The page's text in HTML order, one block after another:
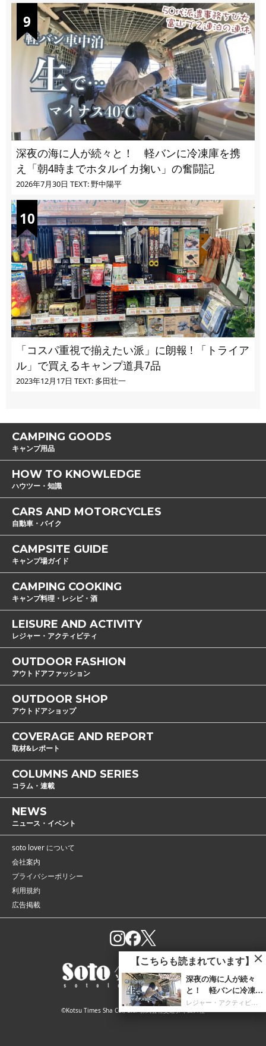
【こちらも読まれています】
深夜の海に人が続々
と！ 軽バンに冷凍庫
を携え「朝4時までホ
タルイカ掬い」の奮闘
深夜の海に人が続々と！ 軽バンに冷凍庫を携
え「朝4時までホタルイカ掬い」の奮闘記
2026年7月30日 TEXT: 野中陽平
「コスパ重視で揃えたい派」に朗報 ! 「トライア
ル」で買えるキャンプ道具7品
2023年12月17日 TEXT: 多田壮一
CAMPING GOODS
キャンプ用品
HOW TO KNOWLEDGE
ハウツー・知識
CARS AND MOTORCYCLES
自動車・バイク
CAMPSITE GUIDE
キャンプ場ガイド
CAMPING COOKING
キャンプ料理・レシピ・酒
LEISURE AND ACTIVITY
レジャー・アクティビティ
OUTDOOR FASHION
アウトドアファッション
OUTDOOR SHOP
アウトドアショップ
COVERAGE AND REPORT
取材&レポート
COLUMNS AND SERIES
コラム・連載
NEWS
ニュース・イベント
soto lover について
会社案内
プライバシーポリシー
利用規約
広告掲載
©Kotsu Times Sha Co., Ltd. 株式会社交通タイムス社